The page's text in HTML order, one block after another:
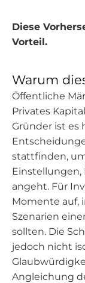
Diese
Vorteil.
Warum
Öffentliche
Privates
Gründer ist es
stattfinden,
Einstellungen,
angeht. Für
Momente auf,
Szenarien
sollten. Die
jedoch nicht
Angleichung